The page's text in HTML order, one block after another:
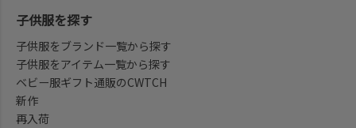
子供服を探す
子供服をブランド一覧から探す
子供服をアイテム一覧から探す
ベビー服ギフト通販のCWTCH
新作
再入荷